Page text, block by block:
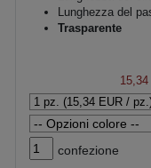
Lunghezza del
Trasparente
confezione